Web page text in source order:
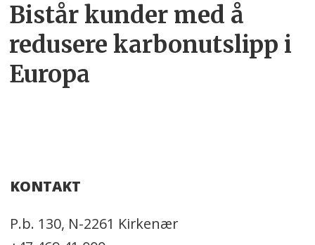
Bistår kunder med å
redusere karbonutslipp i
Europa
KONTAKT
P.b. 130, N-2261 Kirkenær